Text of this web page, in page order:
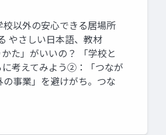
以外の安心できる居場所
やさしい日本語、教材
た」がいいの？ 「学校と
考えてみよう②：「つなが
事業」を避けがち。つな